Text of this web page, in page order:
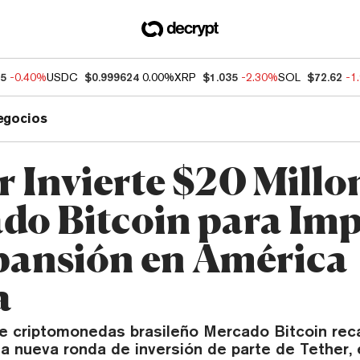
-0.40%USDC $0.999624 0.00%XRP $1.035 -2.30%SOL $72.62 -
Invierte $20
Bitcoin para
en América
criptomonedas brasileño Mercado Bitcoin
nueva ronda de inversión de parte de Tether,